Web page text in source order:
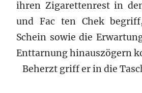
ihren Zigarettenrest in
und Fac ten Chek
Schein sowie die
Enttarnung hinauszögern
Beherzt griff er in die